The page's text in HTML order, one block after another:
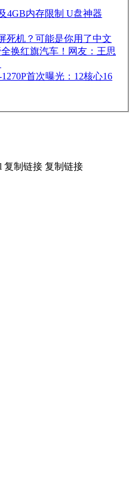
4GB内存限制 U盘神器
死机？可能是你用了中文
换红旗汽车！网友：王思
首次曝光：12核心16
复制链接 复制链接